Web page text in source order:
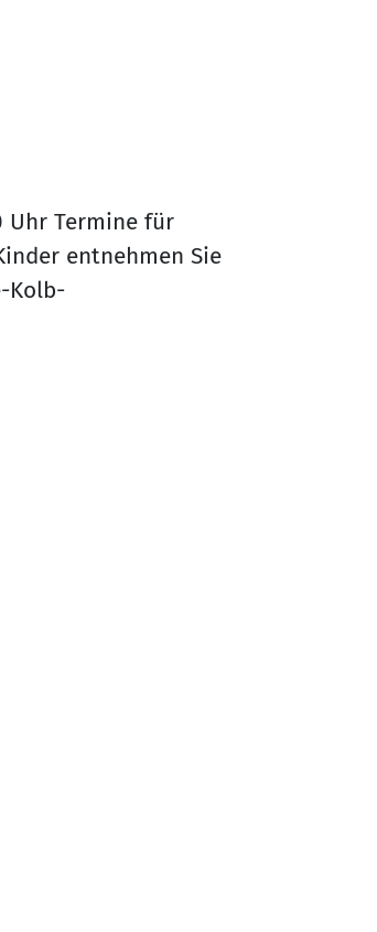
Uhr Termine für
entnehmen Sie
Kolb-